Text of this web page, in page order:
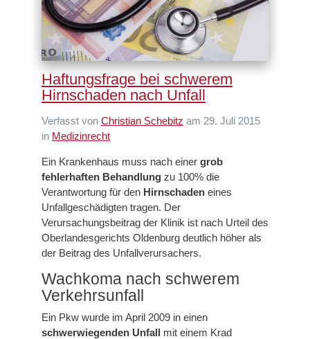
Haftungsfrage bei schwerem
Hirnschaden nach Unfall
Verfasst von Christian Schebitz am 29. Juli 2015
in Medizinrecht
Ein Krankenhaus muss nach einer grob
fehlerhaften Behandlung zu 100% die
Verantwortung für den Hirnschaden eines
Unfallgeschädigten tragen. Der
Verursachungsbeitrag der Klinik ist nach Urteil des
Oberlandesgerichts Oldenburg deutlich höher als
der Beitrag des Unfallverursachers.
Wachkoma nach schwerem
Verkehrsunfall
Ein Pkw wurde im April 2009 in einen
schwerwiegenden Unfall mit einem Krad